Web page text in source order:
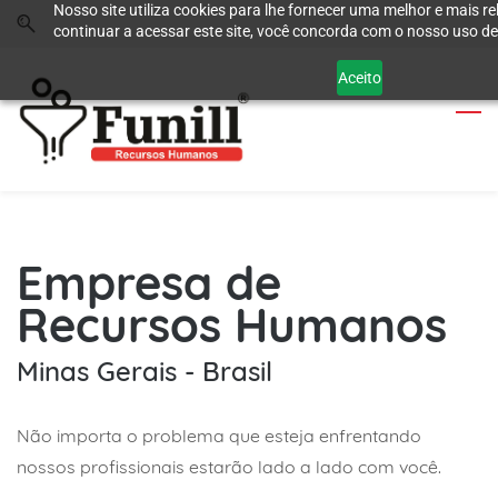
Nosso site utiliza cookies para lhe fornecer uma melhor e mais
continuar a acessar este site, você concorda com o nosso uso
Aceito
Skip
search
Skip
main
content
Empresa de
Recursos Humanos
Minas Gerais - Brasil
Não importa o problema que esteja enfrentando
nossos profissionais estarão lado a lado com você.